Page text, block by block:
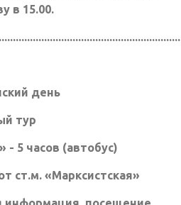
в 15.00.
день
тур
- 5 часов (автобус)
ст.м. «Марксистская»